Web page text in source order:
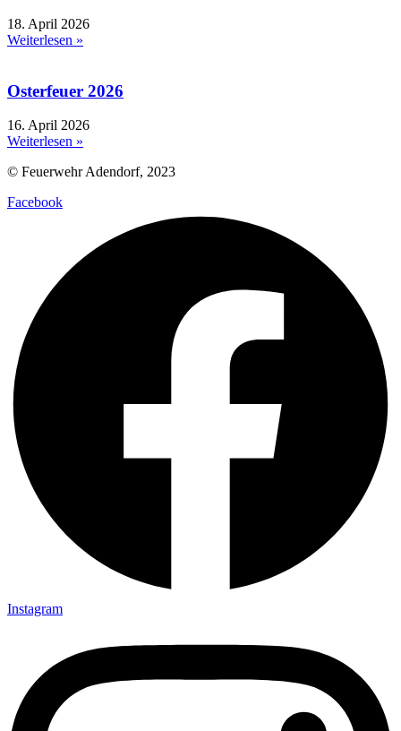
18. April 2026
Weiterlesen »
Osterfeuer 2026
16. April 2026
Weiterlesen »
© Feuerwehr Adendorf, 2023
Facebook
Instagram